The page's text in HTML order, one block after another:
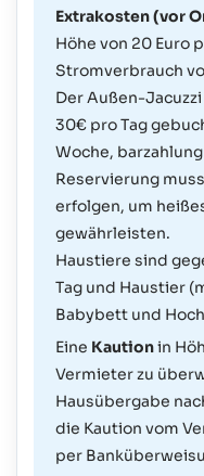
Extrakosten (vor
Höhe von 20 Euro
Stromverbrauch
Der Außen-
30€ pro Tag
Woche,
Reservierung
erfolgen, um
gewährleisten.
Haustiere sind
Tag und Haustier
Babybett und
Eine Kautionin
Vermieter zu
Hausübergabe
die Kaution vom
per